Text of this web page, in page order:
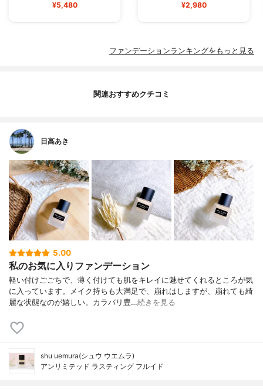
¥5,480 ¥2,980
ファンデーションランキングをもっと見る
関連おすすめクチコミ
日高あき
5.00
私のお気に入りファンデーション
軽い付けごごちで、薄く付けても肌をキレイに魅せてくれるところが気
に入っています。メイク持ちも大満足で、崩れはしますが、崩れても綺
麗な状態なのが嬉しい。カラバリ豊…続きを見る
shu uemura(シュウ ウエムラ)
アンリミテッド ラスティング フルイド